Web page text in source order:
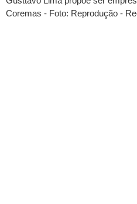
Coremas - Foto: Reprodução -